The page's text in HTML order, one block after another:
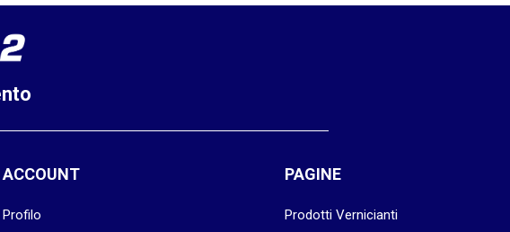
ACCOUNT
Profilo
PAGINE
Prodotti Vernicianti